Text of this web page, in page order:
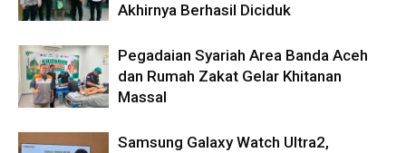
Akhirnya Berhasil Diciduk
Pegadaian Syariah Area Banda Aceh
dan Rumah Zakat Gelar Khitanan
Massal
Samsung Galaxy Watch Ultra2,